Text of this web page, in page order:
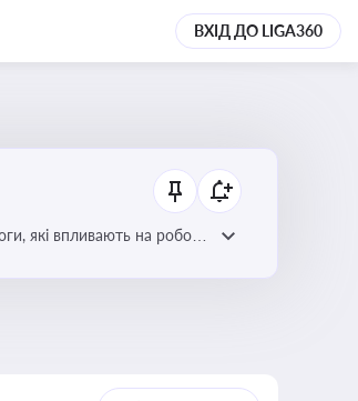
ВХІД ДО LIGA360
які впливають на роботу